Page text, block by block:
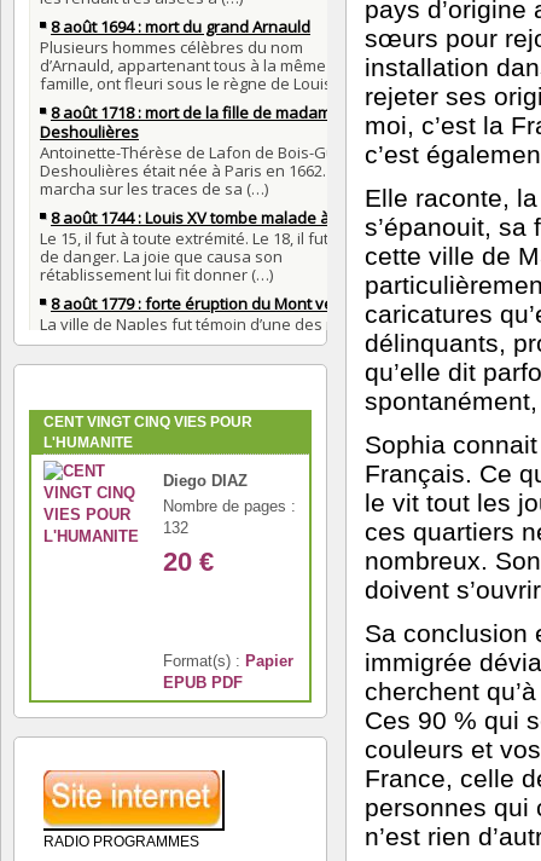
CENT VINGT CINQ VIES POUR
L'HUMANITE
Diego DIAZ
Nombre de pages :
132
20 €
Format(s) : Papier
EPUB PDF
RADIO PROGRAMMES
pays d’origine
sœurs pour
installation
rejeter ses
moi, c’est la
c’est
Elle raconte,
s’épanouit, sa
cette ville de
caricatures qu’
délinquants,
qu’elle dit
Sophia
Français. Ce
le vit tout les
ces quartiers
nombreux.
doivent s’
Sa conclusion
immigrée
cherchent qu’
Ces 90 % qui
couleurs et
France, celle
personnes qui
n’est rien d’